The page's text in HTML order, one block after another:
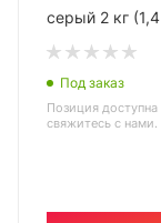
серый 2 кг
Под заказ
Позиция
свяжитесь с нами.